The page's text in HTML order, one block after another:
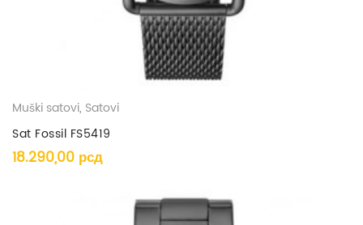
Muški satovi, Satovi
Sat Fossil FS5419
18.290,00 рсд